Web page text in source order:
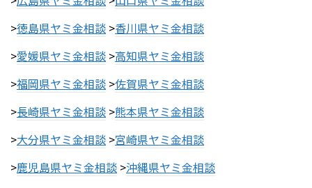
>徳島県ヤミ金相談 >香川県ヤミ金相談
>愛媛県ヤミ金相談 >高知県ヤミ金相談
>福岡県ヤミ金相談 >佐賀県ヤミ金相談
>長崎県ヤミ金相談 >熊本県ヤミ金相談
>大分県ヤミ金相談 >宮崎県ヤミ金相談
>鹿児島県ヤミ金相談 >沖縄県ヤミ金相談